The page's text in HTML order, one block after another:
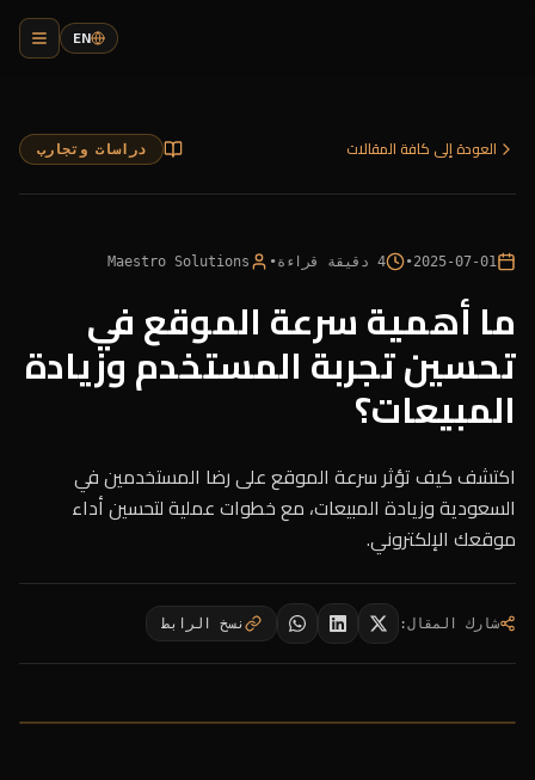
EN
العودة إلى كافة المقالات دراسات وتجارب
2025-07-01
•
4 دقيقة قراءة•
Maestro Solutions
ما أهمية سرعة الموقع في
تحسين تجربة المستخدم وزيادة
المبيعات؟
اكتشف كيف تؤثر سرعة الموقع على رضا المستخدمين في
السعودية وزيادة المبيعات، مع خطوات عملية لتحسين أداء
موقعك الإلكتروني.
شارك المقال: نسخ الرابط